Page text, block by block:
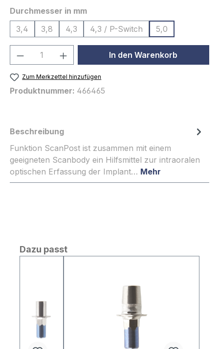
Durchmesser in mmauswählen
3,4
3,8 4,3 4,3 / P-Switch 5,0
Produkt Anzahl: Gib denIn den Warenkorb
Zum Merkzettel hinzufügen
Produktnummer: 466465
Beschreibung
Funktion ScanPost ist zusammen mit einem
geeigneten Scanbody ein Hilfsmittel zur intraoralen
optischen Erfassung der Implant… Mehr
Produktgalerie überspringen
Dazu passt